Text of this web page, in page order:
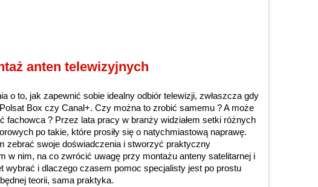
anten telewizyjnych
o to, jak zapewnić sobie idealny odbiór telewizji, zwłaszcza gdy
Box czy Canal+. Czy można to zrobić samemu ? A może
fachowca ? Przez lata pracy w branży widziałem setki różnych
po takie, które prosiły się o natychmiastową naprawę.
zebrać swoje doświadczenia i stworzyć praktyczny
w nim, na co zwrócić uwagę przy montażu anteny satelitarnej i
wybrać i dlaczego czasem pomoc specjalisty jest po prostu
teorii, sama praktyka.